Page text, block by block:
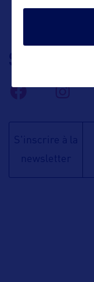
SUIVEZ-NOUS
S'inscrire à la
newsletter